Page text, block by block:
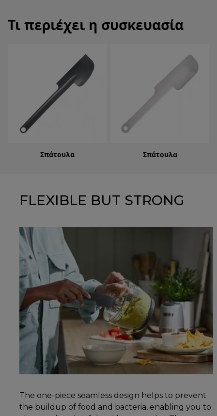
Τι περιέχει η συσκευασία
Σπάτουλα Σπάτουλα
FLEXIBLE BUT STRONG
The one-piece seamless design helps to prevent
the buildup of food and bacteria, enabling you to